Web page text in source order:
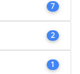
7
2
1